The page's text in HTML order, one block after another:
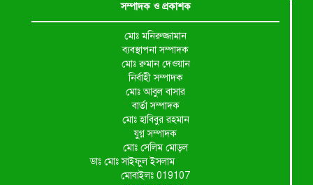
সম্পাদক ও প্রকাশক
মোঃ মনিরুজ্জামান
ব্যবস্থাপনা সম্পাদক
মোঃ রুমান দেওয়ান
নির্বাহী সম্পাদক
মোঃ আবুল বাসার
বার্তা সম্পাদক
মোঃ হাবিবুর রহমান
যুগ্ন সম্পাদক
মোঃ সেলিম মোড়ল
ডাঃ মোঃ সাইফুল ইসলাম
মোবাইলঃ 019107